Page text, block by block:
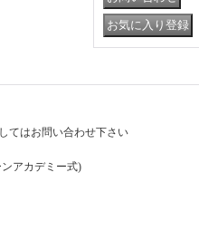
てはお問い合わせ下さい
アカデミー式)